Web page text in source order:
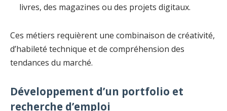
livres, des magazines ou des projets digitaux.
Ces métiers requièrent une combinaison de créativité,
d’habileté technique et de compréhension des
tendances du marché.
Développement d’un portfolio et
recherche d’emploi